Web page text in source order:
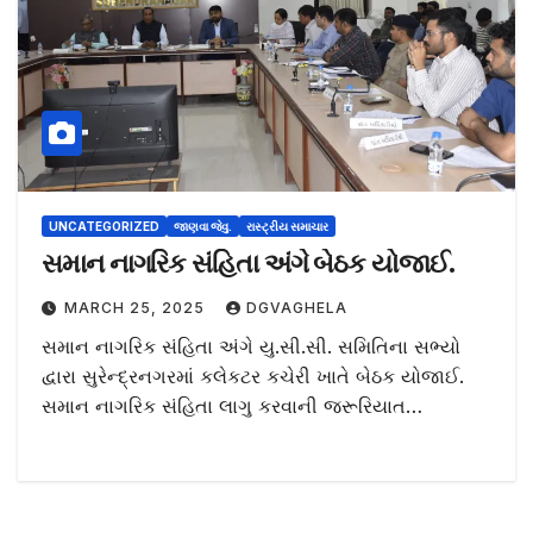
UNCATEGORIZED જાણવા જેવુ. રાસ્ટ્રીય સમાચાર
સમાન નાગરિક સંહિતા અંગે બેઠક યોજાઈ.
MARCH 25, 2025 DGVAGHELA
સમાન નાગરિક સંહિતા અંગે યુ.સી.સી. સમિતિના સભ્યો
દ્વારા સુરેન્દ્રનગરમાં કલેકટર કચેરી ખાતે બેઠક યોજાઈ.
સમાન નાગરિક સંહિતા લાગુ કરવાની જરૂરિયાત…